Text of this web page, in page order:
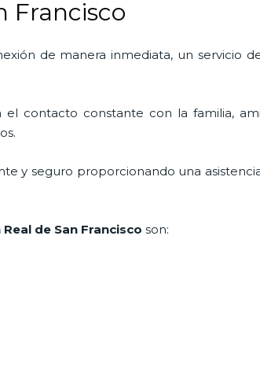
Francisco
de manera inmediata, un servicio
contacto constante con la familia,
y seguro proporcionando una
Real de San Francisco son: